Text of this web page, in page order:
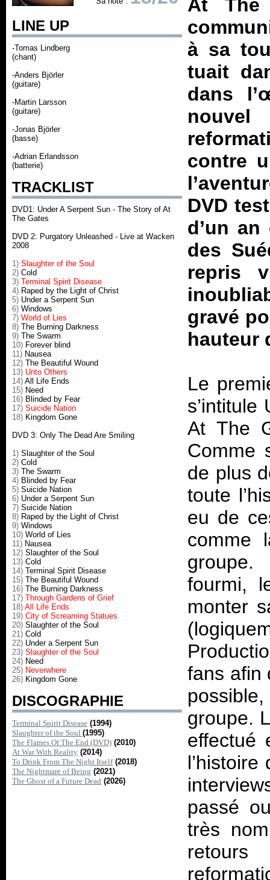
LINE UP
-Tomas Lindberg
(chant)
-Anders Björler
(guitare)
-Martin Larsson
(guitare)
-Jonas Björler
(basse)
-Adrian Erlandsson
(batterie)
TRACKLIST
DVD1: Under A Serpent Sun - The Story of At
The Gates
DVD 2: Purgatory Unleashed - Live at Wacken
2008
1) Slaughter of the Soul
2) Cold
3) Terminal Spirit Disease
4) Raped by the Light of Christ
5) Under a Serpent Sun
6) Windows
7) World of Lies
8) The Burning Darkness
9) The Swarm
10) Forever blind
11) Nausea
12) The Beautiful Wound
13) Unto Others
14) All Life Ends
15) Need
16) Blinded by Fear
17) Suicide Nation
18) Kingdom Gone
DVD 3: Only The Dead Are Smiling
1) Slaughter of the Soul
2) Cold
3) The Swarm
4) Blinded by Fear
5) Suicide Nation
6) Under a Serpent Sun
7) Suicide Nation
8) Raped by the Light of Christ
9) Windows
10) World of Lies
11) Nausea
12) Slaughter of the Soul
13) Cold
14) Terminal Spirit Disease
15) The Beautiful Wound
16) The Burning Darkness
17) Through Gardens of Grief
18) All Life Ends
19) City of Screaming Statues
20) Slaughter of the Soul
21) Cold
22) Under a Serpent Sun
23) Slaughter of the Soul
24) Need
25) Neverwhere
26) Kingdom Gone
DISCOGRAPHIE
Terminal Spirit Disease (1994)
Slaughter of the Soul (1995)
The Flames Of The End (DVD) (2010)
At War With Reality (2014)
To Drink From The Night Itself (2018)
The Nightmare of Being (2021)
The Ghost of a Future Dead (2026)
At The
à sa
tuait
dans
contre
DVD
d’un
des
repris
gravé
hauteur
Le
s’intitule
At The
Comme
de plus
toute
eu de
comme
groupe.
fourmi,
monter
fans afin
groupe.
effectué
passé
très